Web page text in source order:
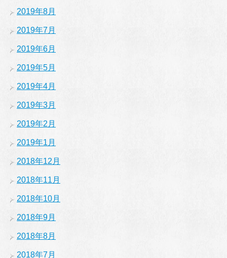
2019年8月
2019年7月
2019年6月
2019年5月
2019年4月
2019年3月
2019年2月
2019年1月
2018年12月
2018年11月
2018年10月
2018年9月
2018年8月
2018年7月